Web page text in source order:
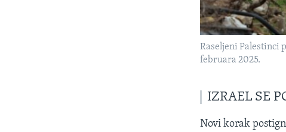
Raseljeni Palestinci
februara 2025.
IZRAEL SE
Novi korak